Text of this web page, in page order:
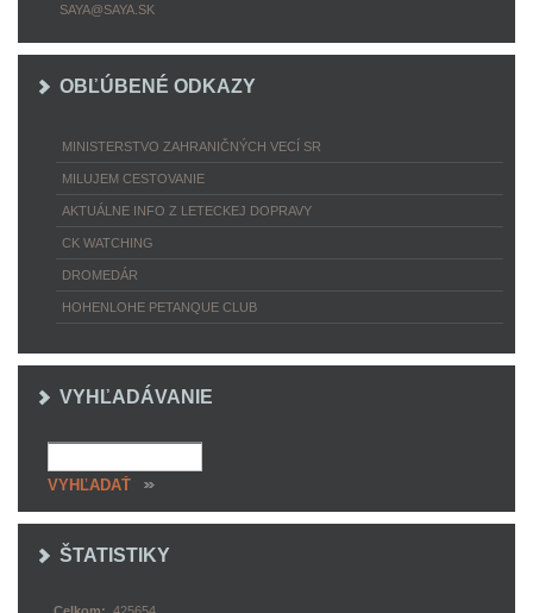
SAYA@SAYA.SK
OBĽÚBENÉ ODKAZY
MINISTERSTVO ZAHRANIČNÝCH VECÍ SR
MILUJEM CESTOVANIE
AKTUÁLNE INFO Z LETECKEJ DOPRAVY
CK WATCHING
DROMEDÁR
HOHENLOHE PETANQUE CLUB
VYHĽADÁVANIE
ŠTATISTIKY